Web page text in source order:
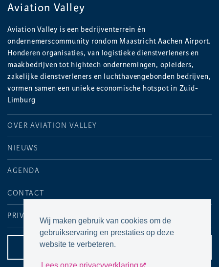
Wij maken gebruik van cookies om de
gebruikservaring en prestaties op deze
website te verbeteren.
Aviation Valley
Aviation Valley is een bedrijventerrein én
ondernemerscommunity rondom Maastricht Aachen Airport.
Honderen organisaties, van logistieke dienstverleners en
maakbedrijven tot hightech ondernemingen, opleiders,
zakelijke dienstverleners en luchthavengebonden bedrijven,
vormen samen een unieke economische hotspot in Zuid-
Limburg
OVER AVIATION VALLEY
NIEUWS
AGENDA
CONTACT
PRIVACYVERKLARING
CONTACTPAGINA